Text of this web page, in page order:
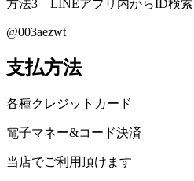
方法3 LINEアプリ内からID検索
@003aezwt
支払方法
各種クレジットカード
電子マネー&コード決済
当店でご利用頂けます